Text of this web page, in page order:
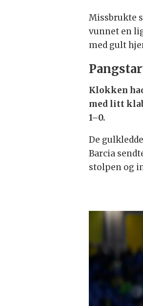
Missbrukte
vunnet en
med gult
Klokken
med litt
1–0.
De
Barcia
stolpen og